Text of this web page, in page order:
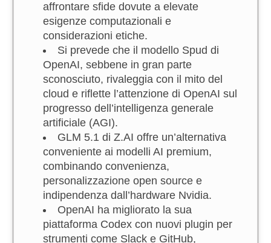
affrontare sfide dovute a elevate
esigenze computazionali e
considerazioni etiche.
Si prevede che il modello Spud di
OpenAI, sebbene in gran parte
sconosciuto, rivaleggia con il mito del
cloud e riflette l’attenzione di OpenAI sul
progresso dell’intelligenza generale
artificiale (AGI).
GLM 5.1 di Z.AI offre un’alternativa
conveniente ai modelli AI premium,
combinando convenienza,
personalizzazione open source e
indipendenza dall’hardware Nvidia.
OpenAI ha migliorato la sua
piattaforma Codex con nuovi plugin per
strumenti come Slack e GitHub,